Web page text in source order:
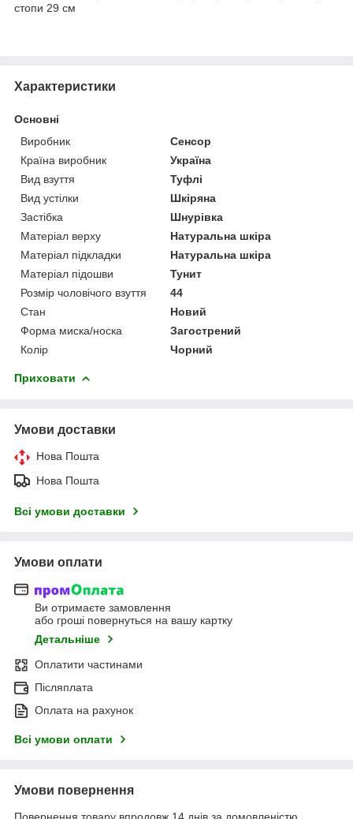
стопи 29 см
Характеристики
Основні
Виробник
Сенсор
Країна виробник
Україна
Вид взуття
Туфлі
Вид устілки
Шкіряна
Застібка
Шнурівка
Матеріал верху
Натуральна шкіра
Матеріал підкладки
Натуральна шкіра
Матеріал підошви
Тунит
Розмір чоловічого взуття
44
Стан
Новий
Форма миска/носка
Загострений
Колір
Чорний
Приховати
Умови доставки
Нова Пошта
Нова Пошта
Всі умови доставки
Умови оплати
Ви отримаєте замовлення
або гроші повернуться на вашу картку
Детальніше
Оплатити частинами
Післяплата
Оплата на рахунок
Всі умови оплати
Умови повернення